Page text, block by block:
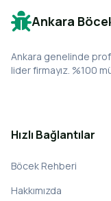
Ankara
Ankara genelinde
lider firmayız. %100
Hızlı Bağlantılar
Böcek Rehberi
Hakkımızda